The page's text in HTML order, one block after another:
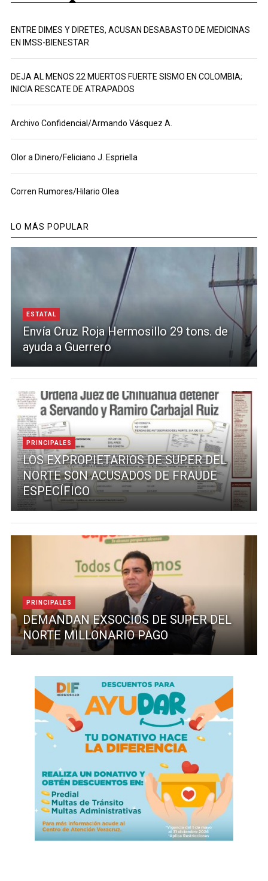
ENTRE DIMES Y DIRETES, ACUSAN DESABASTO DE MEDICINAS
EN IMSS-BIENESTAR
DEJA AL MENOS 22 MUERTOS FUERTE SISMO EN COLOMBIA;
INICIA RESCATE DE ATRAPADOS
Archivo Confidencial/Armando Vásquez A.
Olor a Dinero/Feliciano J. Espriella
Corren Rumores/Hilario Olea
LO MÁS POPULAR
ESTATAL
Envía Cruz Roja Hermosillo 29 tons. de
ayuda a Guerrero
PRINCIPALES
LOS EXPROPIETARIOS DE SUPER DEL
NORTE SON ACUSADOS DE FRAUDE
ESPECÍFICO
PRINCIPALES
DEMANDAN EXSOCIOS DE SUPER DEL
NORTE MILLONARIO PAGO